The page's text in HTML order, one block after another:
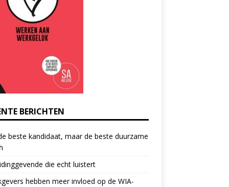
BERICHTEN
beste kandidaat, maar de beste duurzame
die echt luistert
hebben meer invloed op de WIA-